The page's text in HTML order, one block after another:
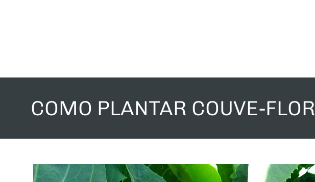
COMO PLANTAR COUVE-FLOR